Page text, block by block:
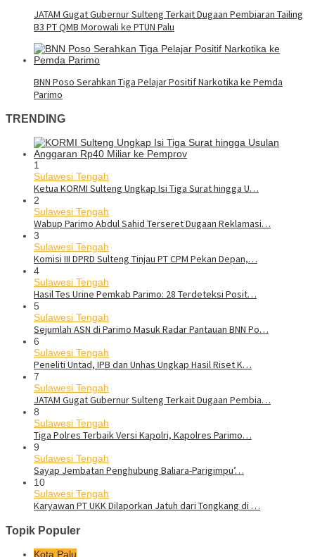
JATAM Gugat Gubernur Sulteng Terkait Dugaan Pembiaran Tailing
B3 PT QMB Morowali ke PTUN Palu
BNN Poso Serahkan Tiga Pelajar Positif Narkotika ke Pemda
Parimo
TRENDING
1
Sulawesi Tengah
Ketua KORMI Sulteng Ungkap Isi Tiga Surat hingga U…
2
Sulawesi Tengah
Wabup Parimo Abdul Sahid Terseret Dugaan Reklamasi…
3
Sulawesi Tengah
Komisi III DPRD Sulteng Tinjau PT CPM Pekan Depan,…
4
Sulawesi Tengah
Hasil Tes Urine Pemkab Parimo: 28 Terdeteksi Posit…
5
Sulawesi Tengah
Sejumlah ASN di Parimo Masuk Radar Pantauan BNN Po…
6
Sulawesi Tengah
Peneliti Untad, IPB dan Unhas Ungkap Hasil Riset K…
7
Sulawesi Tengah
JATAM Gugat Gubernur Sulteng Terkait Dugaan Pembia…
8
Sulawesi Tengah
Tiga Polres Terbaik Versi Kapolri, Kapolres Parimo…
9
Sulawesi Tengah
Sayap Jembatan Penghubung Baliara-Parigimpu’…
10
Sulawesi Tengah
Karyawan PT UKK Dilaporkan Jatuh dari Tongkang di …
Topik Populer
Kota Palu